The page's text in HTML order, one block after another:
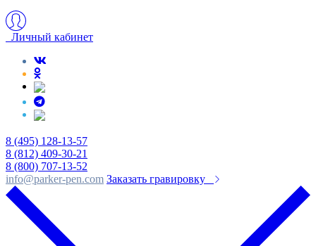
Личный кабинет
8 (495) 128-13-57
8 (812) 409-30-21
8 (800) 707-13-52
info@parker-pen.com Заказать гравировку